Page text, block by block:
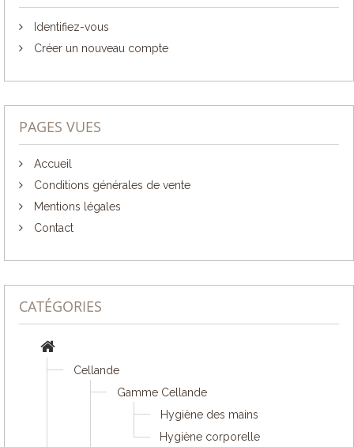
Identifiez-vous
Créer un nouveau compte
PAGES VUES
Accueil
Conditions générales de vente
Mentions légales
Contact
CATÉGORIES
Cellande
Gamme Cellande
Hygiène des mains
Hygiène corporelle